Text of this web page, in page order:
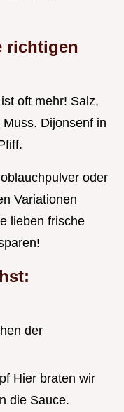
richtigen
oft mehr! Salz,
Dijonsenf in
oder
Variationen
lieben frische
der
Hier braten wir
die Sauce.